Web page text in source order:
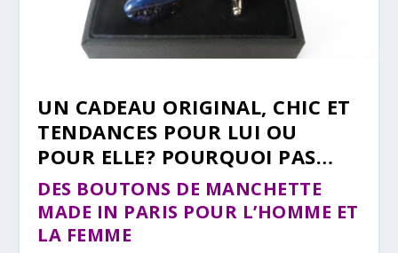
UN CADEAU ORIGINAL, CHIC ET
TENDANCES POUR LUI OU
POUR ELLE? POURQUOI PAS…
DES BOUTONS DE MANCHETTE
MADE IN PARIS POUR L’HOMME ET
LA FEMME